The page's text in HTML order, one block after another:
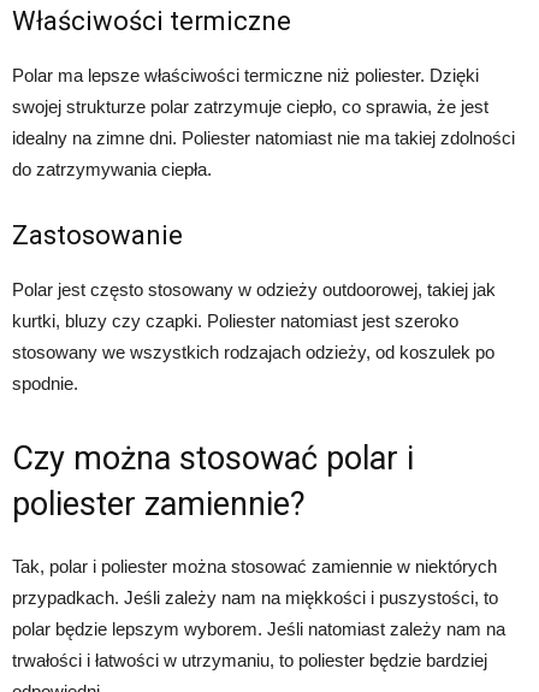
Właściwości termiczne
Polar ma lepsze właściwości termiczne niż poliester. Dzięki
swojej strukturze polar zatrzymuje ciepło, co sprawia, że jest
idealny na zimne dni. Poliester natomiast nie ma takiej zdolności
do zatrzymywania ciepła.
Zastosowanie
Polar jest często stosowany w odzieży outdoorowej, takiej jak
kurtki, bluzy czy czapki. Poliester natomiast jest szeroko
stosowany we wszystkich rodzajach odzieży, od koszulek po
spodnie.
Czy można stosować polar i
poliester zamiennie?
Tak, polar i poliester można stosować zamiennie w niektórych
przypadkach. Jeśli zależy nam na miękkości i puszystości, to
polar będzie lepszym wyborem. Jeśli natomiast zależy nam na
trwałości i łatwości w utrzymaniu, to poliester będzie bardziej